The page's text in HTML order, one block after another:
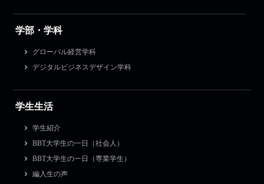
学部・学科
グローバル経営学科
デジタルビジネスデザイン学科
学生生活
学生紹介
BBT大学生の一日（社会人）
BBT大学生の一日（専業学生）
編入生の声